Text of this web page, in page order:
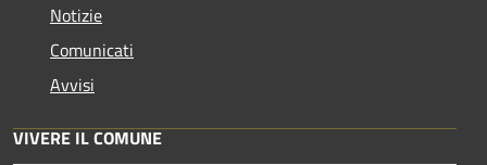
Notizie
Comunicati
Avvisi
VIVERE IL COMUNE